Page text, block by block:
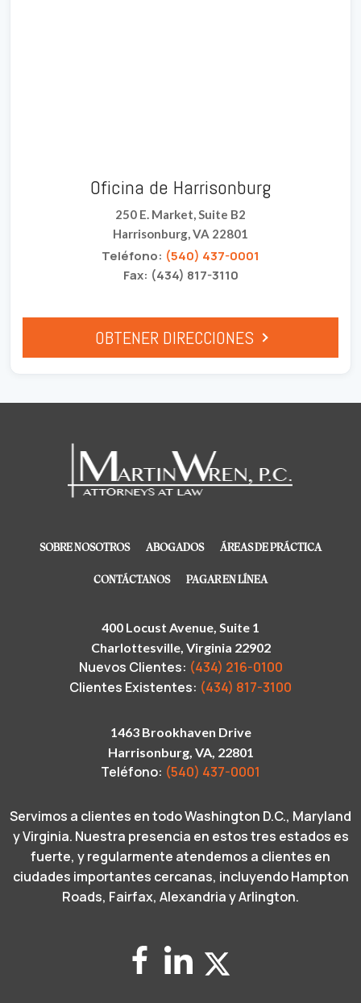
Oficina de Harrisonburg
250 E. Market, Suite B2
Harrisonburg, VA 22801
Teléfono: (540) 437-0001
Fax: (434) 817-3110
OBTENER DIRECCIONES
SOBRE NOSOTROS ABOGADOS ÁREAS DE PRÁCTICA
CONTÁCTANOS PAGAR EN LÍNEA
400 Locust Avenue, Suite 1
Charlottesville, Virginia 22902
Nuevos Clientes: (434) 216-0100
Clientes Existentes: (434) 817-3100
1463 Brookhaven Drive
Harrisonburg, VA, 22801
Teléfono: (540) 437-0001
Servimos a clientes en todo Washington D.C., Maryland
y Virginia. Nuestra presencia en estos tres estados es
fuerte, y regularmente atendemos a clientes en
ciudades importantes cercanas, incluyendo Hampton
Roads, Fairfax, Alexandria y Arlington.